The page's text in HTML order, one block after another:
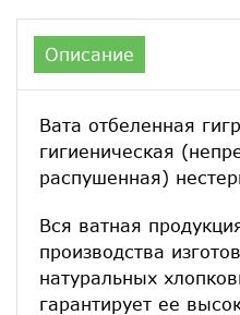
Описание
Вата отбеленная
гигиеническая
распушенная)
Вся ватная
производства
натуральных
гарантирует ее